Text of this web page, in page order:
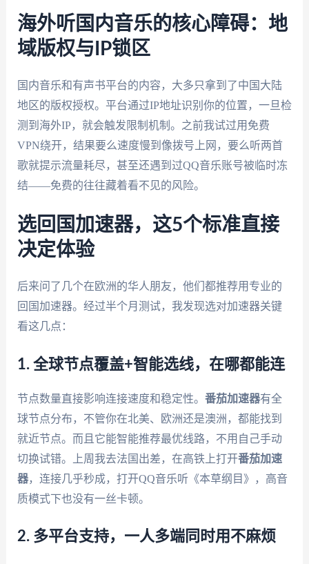
海外听国内音乐的核心障碍：地
域版权与IP锁区
国内音乐和有声书平台的内容，大多只拿到了中国大陆
地区的版权授权。平台通过IP地址识别你的位置，一旦检
测到海外IP，就会触发限制机制。之前我试过用免费
VPN绕开，结果要么速度慢到像拨号上网，要么听两首
歌就提示流量耗尽，甚至还遇到过QQ音乐账号被临时冻
结——免费的往往藏着看不见的风险。
选回国加速器，这5个标准直接
决定体验
后来问了几个在欧洲的华人朋友，他们都推荐用专业的
回国加速器。经过半个月测试，我发现选对加速器关键
看这几点：
1. 全球节点覆盖+智能选线，在哪都能连
节点数量直接影响连接速度和稳定性。 番茄加速器有全
球节点分布，不管你在北美、欧洲还是澳洲，都能找到
就近节点。而且它能智能推荐最优线路，不用自己手动
切换试错。上周我去法国出差，在高铁上打开番茄加速
器，连接几乎秒成，打开QQ音乐听《本草纲目》，高音
质模式下也没有一丝卡顿。
2. 多平台支持，一人多端同时用不麻烦